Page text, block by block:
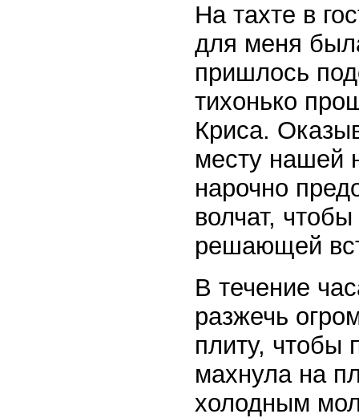
На тахте в
для меня
пришлось
тихонько
Криса.
месту нашей
нарочно
волчат,
решающей
В течение
разжечь
плиту, чтобы
махнула на
холодным